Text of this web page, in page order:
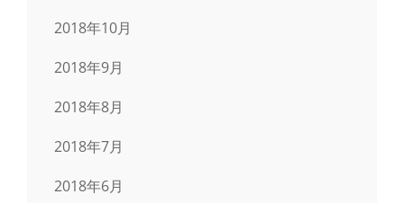
2018年10月
2018年9月
2018年8月
2018年7月
2018年6月